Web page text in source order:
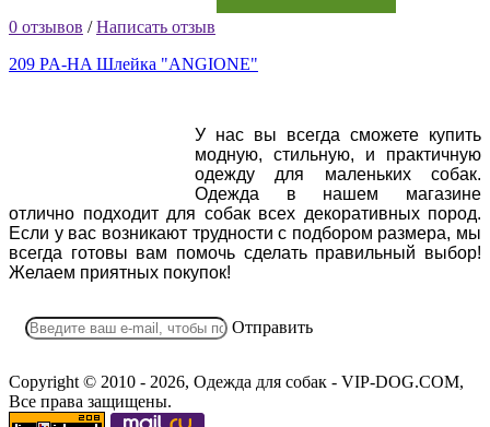
0 отзывов /Написать отзыв
209 PA-HA Шлейка "ANGIONE"
У нас вы всегда сможете купить
модную, стильную, и практичную
одежду для маленьких собак.
Одежда в нашем магазине
отлично подходит для собак всех декоративных пород.
Если у вас возникают трудности с подбором размера, мы
всегда готовы вам помочь сделать правильный выбор!
Желаем приятных покупок!
Отправить
Copyright © 2010 - 2026, Одежда для собак - VIP-DOG.COM,
Все права защищены.